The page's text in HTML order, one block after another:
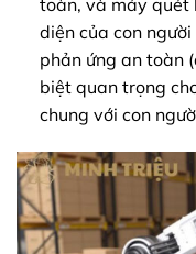
toàn, và máy quét
diện của con
phản ứng an toàn
biệt quan trọng
chung với con